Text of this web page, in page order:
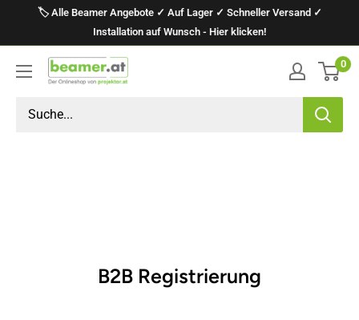
🏷️ Alle Beamer Angebote ✓ Auf Lager ✓ Schneller Versand ✓
Installation auf Wunsch - Hier klicken!
projektor.at
Präsentationstechnik
GmbH
0
B2B Registrierung